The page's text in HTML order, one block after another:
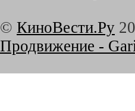
© КиноВести.Ру
Продвижение -